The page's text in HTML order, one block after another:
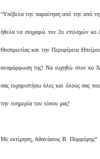
“Υπέβελα την παραίτηση από την από
ήθελα να συγχαρώ τον 2ο επιλαχών κο
Θεσπρωτίας και την Περιφέρεια
αναμόρφωση της! Να ευχηθώ στον κο
σας ευχαριστήσω όλες και όλους σας
την ευημερία του τόπου μας!
Με εκτίμηση, Αθανάσιος Β. Πορφύρης”